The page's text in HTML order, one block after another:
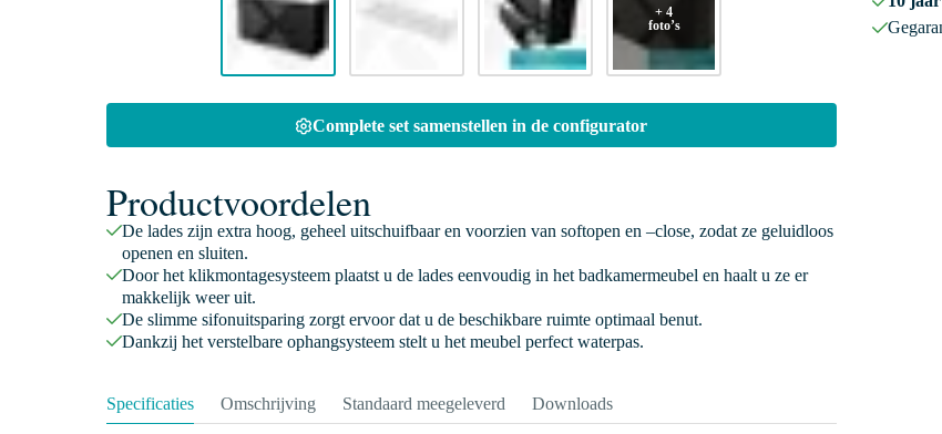
+ 4
foto’s
Complete set samenstellen in de configurator
Productvoordelen
De lades zijn extra hoog, geheel uitschuifbaar en voorzien van softopen en –close, zodat ze geluidloos
openen en sluiten.
Door het klikmontagesysteem plaatst u de lades eenvoudig in het badkamermeubel en haalt u ze er
makkelijk weer uit.
De slimme sifonuitsparing zorgt ervoor dat u de beschikbare ruimte optimaal benut.
Dankzij het verstelbare ophangsysteem stelt u het meubel perfect waterpas.
Specificaties Omschrijving Standaard meegeleverd Downloads